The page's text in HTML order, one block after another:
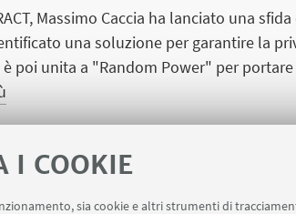
I COOKIE
sia cookie e altri strumenti di
Massimo Caccia ha lanciato una
una soluzione per garantire la
poi unita a "Random Power" per
Previous
Next